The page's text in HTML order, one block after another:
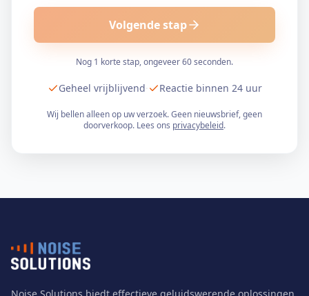
Volgende stap
Nog 1 korte stap, ongeveer 60 seconden.
Geheel vrijblijvend· Reactie binnen 24 uur
Wij bellen alleen op uw verzoek. Geen nieuwsbrief, geen
doorverkoop. Lees ons privacybeleid.
Noise Solutions biedt effectieve geluidswerende oplossingen